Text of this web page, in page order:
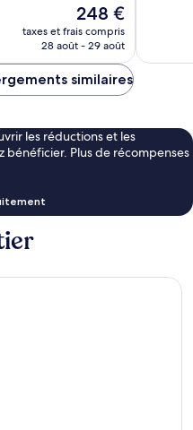
Le
nouveau
prix
de
248 €
taxes et frais compris
28 août - 29 août
similaires
les réductions et les
bénéficier. Plus de récompenses